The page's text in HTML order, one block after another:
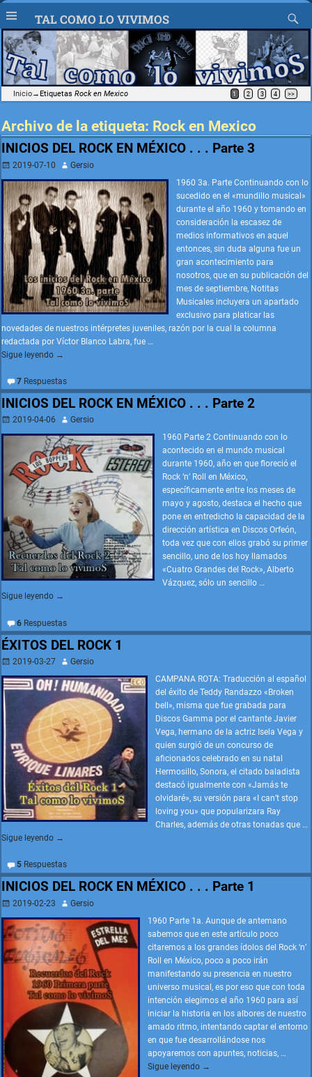
TAL COMO LO VIVIMOS
Inicio→EtiquetasRock en Mexico 1 2 3 4 >>
Archivo de la etiqueta: Rock en Mexico
INICIOS DEL ROCK EN MÉXICO . . . Parte 3
2019-07-10
Gersio
1960 3a. Parte Continuando con lo
sucedido en el «mundillo musical»
durante el año 1960 y tomando en
consideración la escasez de
medios informativos en aquel
entonces, sin duda alguna fue un
gran acontecimiento para
nosotros, que en su publicación del
mes de septiembre, Notitas
Musicales incluyera un apartado
exclusivo para platicar las
novedades de nuestros intérpretes juveniles, razón por la cual la columna
redactada por Víctor Blanco Labra, fue …
Sigue leyendo →
7Respuestas
INICIOS DEL ROCK EN MÉXICO . . . Parte 2
2019-04-06
Gersio
1960 Parte 2 Continuando con lo
acontecido en el mundo musical
durante 1960, año en que floreció el
Rock ‘n’ Roll en México,
específicamente entre los meses de
mayo y agosto, destaca el hecho que
pone en entredicho la capacidad de la
dirección artística en Discos Orfeón,
toda vez que con ellos grabó su primer
sencillo, uno de los hoy llamados
«Cuatro Grandes del Rock», Alberto
Vázquez, sólo un sencillo …
Sigue leyendo →
6Respuestas
ÉXITOS DEL ROCK 1
2019-03-27
Gersio
CAMPANA ROTA: Traducción al español
del éxito de Teddy Randazzo «Broken
bell», misma que fue grabada para
Discos Gamma por el cantante Javier
Vega, hermano de la actriz Isela Vega y
quien surgió de un concurso de
aficionados celebrado en su natal
Hermosillo, Sonora, el citado baladista
destacó igualmente con «Jamás te
olvidaré», su versión para «I can’t stop
loving you» que popularizara Ray
Charles, además de otras tonadas que …
Sigue leyendo →
5Respuestas
INICIOS DEL ROCK EN MÉXICO . . . Parte 1
2019-02-23
Gersio
1960 Parte 1a. Aunque de antemano
sabemos que en este artículo poco
citaremos a los grandes ídolos del Rock ‘n’
Roll en México, poco a poco irán
manifestando su presencia en nuestro
universo musical, es por eso que con toda
intención elegimos el año 1960 para así
iniciar la historia en los albores de nuestro
amado ritmo, intentando captar el entorno
en que fue desarrollándose nos
apoyaremos con apuntes, noticias, …
Sigue leyendo →